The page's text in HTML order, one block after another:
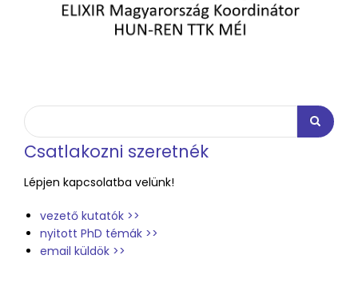
Keresés
Search
Csatlakozni szeretnék
Lépjen kapcsolatba velünk!
vezető kutatók >>
nyitott PhD témák >>
email küldök >>